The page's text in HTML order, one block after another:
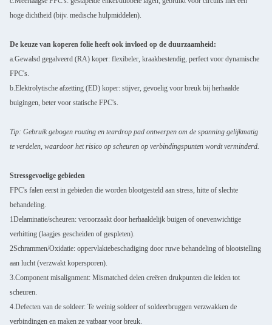
hoge dichtheid (bijv. medische hulpmiddelen).
De keuze van koperen folie heeft ook invloed op de duurzaamheid:
a.Gewalsd gegalveerd (RA) koper: flexibeler, kraakbestendig, perfect voor dynamische
FPC's.
b.Elektrolytische afzetting (ED) koper: stijver, gevoelig voor breuk bij herhaalde
buigingen, beter voor statische FPC's.
Tip: Gebruik gebogen routing en teardrop pad ontwerpen om de spanning gelijkmatig
te verdelen, waardoor het risico op scheuren op verbindingspunten wordt verminderd.
Stressgevoelige gebieden
FPC's falen eerst in gebieden die worden blootgesteld aan stress, hitte of slechte
behandeling.
1Delaminatie/scheuren: veroorzaakt door herhaaldelijk buigen of onevenwichtige
verhitting (laagjes gescheiden of gespleten).
2Schrammen/Oxidatie: oppervlaktebeschadiging door ruwe behandeling of blootstelling
aan lucht (verzwakt kopersporen).
3.Component misalignment: Mismatched delen creëren drukpunten die leiden tot
scheuren.
4.Defecten van de soldeer: Te weinig soldeer of soldeerbruggen verzwakken de
verbindingen en maken ze vatbaar voor breuk.